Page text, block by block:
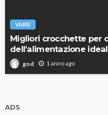
VARIE
Migliori crocchette per
dell’alimentazione
god 1 anno ago
ADS